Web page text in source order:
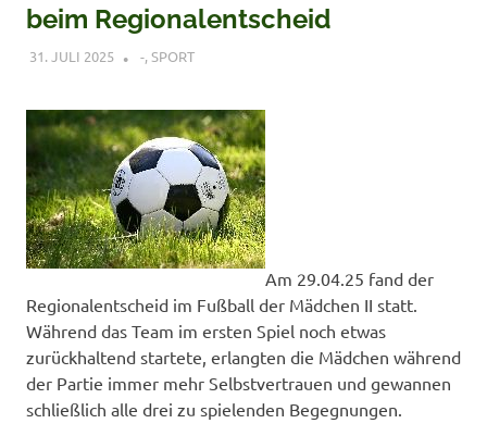
beim Regionalentscheid
31. JULI 2025 VERONIQUE RUDLOF
-,SPORT
Am 29.04.25 fand der
Regionalentscheid im Fußball der Mädchen II statt.
Während das Team im ersten Spiel noch etwas
zurückhaltend startete, erlangten die Mädchen während
der Partie immer mehr Selbstvertrauen und gewannen
schließlich alle drei zu spielenden Begegnungen.